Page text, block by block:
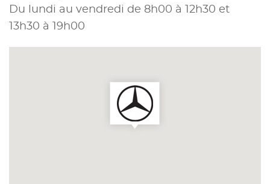
Du lundi au vendredi de 8h00 à 12h30 et
13h30 à 19h00